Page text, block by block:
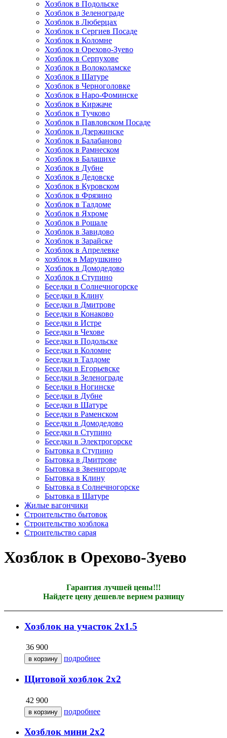
Хозблок в Подольске
Хозблок в Зеленограде
Хозблок в Люберцах
Хозблок в Сергиев Посаде
Хозблок в Коломне
Хозблок в Орехово-Зуево
Хозблок в Серпухове
Хозблок в Волоколамске
Хозблок в Шатуре
Хозблок в Черноголовке
Хозблок в Наро-Фоминске
Хозблок в Киржаче
Хозблок в Тучково
Хозблок в Павловском Посаде
Хозблок в Дзержинске
Хозблок в Балабаново
Хозблок в Рамнеском
Хозблок в Балашихе
Хозблок в Дубне
Хозблок в Дедовске
Хозблок в Куровском
Хозблок в Фрязино
Хозблок в Талдоме
Хозблок в Яхроме
Хозблок в Рошале
Хозблок в Завидово
Хозблок в Зарайске
Хозблок в Апрелевке
хозблок в Марушкино
Хозблок в Домодедово
Хозблок в Ступино
Беседки в Солнечногорске
Беседки в Клину
Беседки в Дмитрове
Беседки в Конаково
Беседки в Истре
Беседки в Чехове
Беседки в Подольске
Беседки в Коломне
Беседки в Талдоме
Беседки в Егорьевске
Беседки в Зеленограде
Беседки в Ногинске
Беседки в Дубне
Беседки в Шатуре
Беседки в Раменском
Беседки в Домодедово
Беседки в Ступино
Беседки в Электрогорске
Бытовка в Ступино
Бытовка в Дмитрове
Бытовка в Звенигороде
Бытовка в Клину
Бытовка в Солнечногорске
Бытовка в Шатуре
Жилые вагончики
Строительство бытовок
Строительство хозблока
Строительство сарая
Хозблок в Орехово-Зуево
Гарантия лучшей цены!!!
Найдете цену дешевле вернем разницу
Хозблок на участок 2х1.5
36 900
подробнее
Щитовой хозблок 2х2
42 900
подробнее
Хозблок мини 2х2